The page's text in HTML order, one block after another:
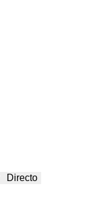
Directo